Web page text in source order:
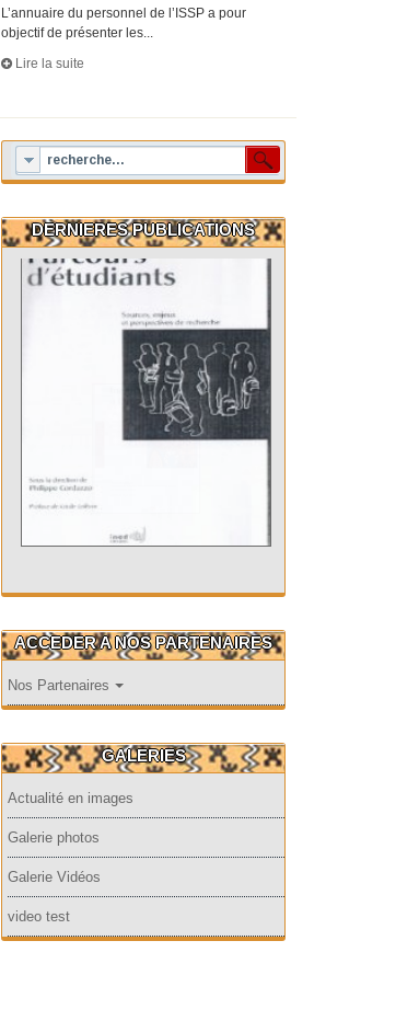
L’annuaire du personnel de l’ISSP a pour
objectif de présenter les...
Lire la suite
DERNIERES PUBLICATIONS
ACCEDER A NOS PARTENAIRES
Nos Partenaires
GALERIES
Actualité en images
Galerie photos
Galerie Vidéos
video test